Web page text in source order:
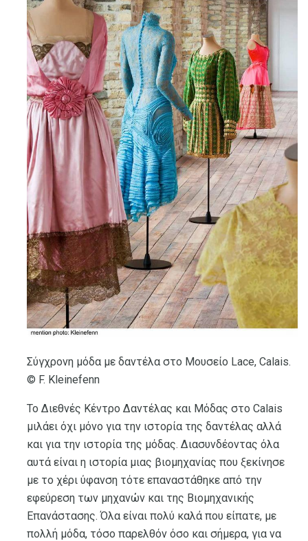
Σύγχρονη μόδα με δαντέλα στο Μουσείο Lace, Calais.
© F. Kleinefenn
Το Διεθνές Κέντρο Δαντέλας και Μόδας στο Calais
μιλάει όχι μόνο για την ιστορία της δαντέλας αλλά
και για την ιστορία της μόδας. Διασυνδέοντας όλα
αυτά είναι η ιστορία μιας βιομηχανίας που ξεκίνησε
με το χέρι ύφανση τότε επαναστάθηκε από την
εφεύρεση των μηχανών και της Βιομηχανικής
Επανάστασης. Όλα είναι πολύ καλά που είπατε, με
πολλή μόδα, τόσο παρελθόν όσο και σήμερα, για να